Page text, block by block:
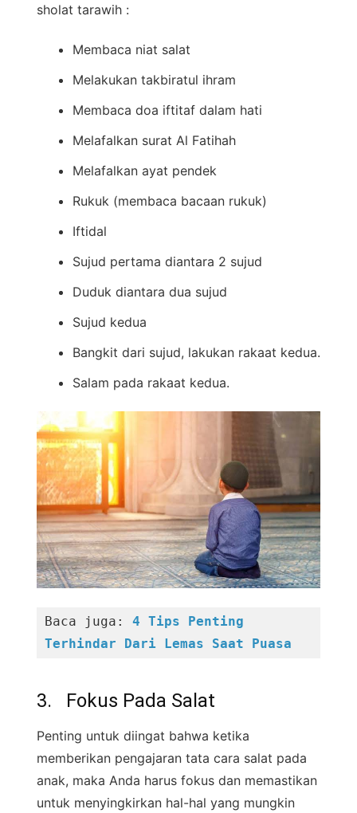
sholat tarawih :
Membaca niat salat
Melakukan takbiratul ihram
Membaca doa iftitaf dalam hati
Melafalkan surat Al Fatihah
Melafalkan ayat pendek
Rukuk (membaca bacaan rukuk)
Iftidal
Sujud pertama diantara 2 sujud
Duduk diantara dua sujud
Sujud kedua
Bangkit dari sujud, lakukan rakaat kedua.
Salam pada rakaat kedua.
Baca juga: 4 Tips Penting
Terhindar Dari Lemas Saat Puasa
3. Fokus Pada Salat
Penting untuk diingat bahwa ketika
memberikan pengajaran tata cara salat pada
anak, maka Anda harus fokus dan memastikan
untuk menyingkirkan hal-hal yang mungkin